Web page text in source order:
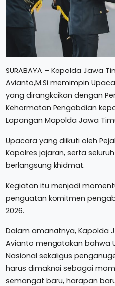
SURABAYA – Kapolda Jawa
Avianto,M.Si memimpin
yang dirangkaikan dengan
Kehormatan Pengabdian
Lapangan Mapolda Jawa
Upacara yang diikuti oleh
Kapolres jajaran, serta
berlangsung khidmat.
Kegiatan itu menjadi
penguatan komitmen
2026.
Dalam amanatnya, Kapolda
Avianto mengatakan bahwa
Nasional sekaligus
harus dimaknai sebagai
semangat baru, harapan